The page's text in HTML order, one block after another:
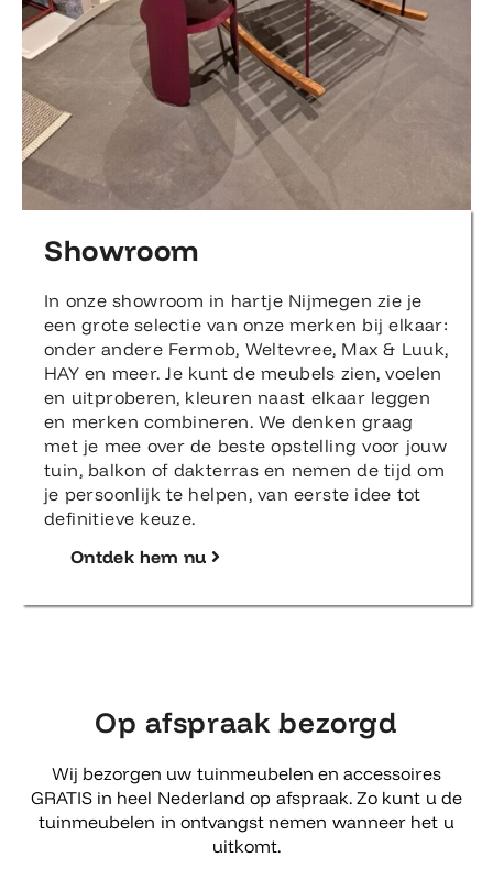
Showroom
In onze showroom in hartje Nijmegen zie je
een grote selectie van onze merken bij elkaar:
onder andere Fermob, Weltevree, Max & Luuk,
HAY en meer. Je kunt de meubels zien, voelen
en uitproberen, kleuren naast elkaar leggen
en merken combineren. We denken graag
met je mee over de beste opstelling voor jouw
tuin, balkon of dakterras en nemen de tijd om
je persoonlijk te helpen, van eerste idee tot
definitieve keuze.
Ontdek hem nu
Op afspraak bezorgd
Wij bezorgen uw tuinmeubelen en accessoires
GRATIS in heel Nederland op afspraak. Zo kunt u de
tuinmeubelen in ontvangst nemen wanneer het u
uitkomt.